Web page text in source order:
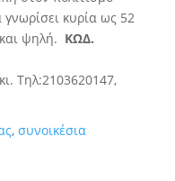
γνωρίσει κυρία ως 52
ψηλή. ΚΩΔ.
Τηλ:2103620147,
, συνοικέσια